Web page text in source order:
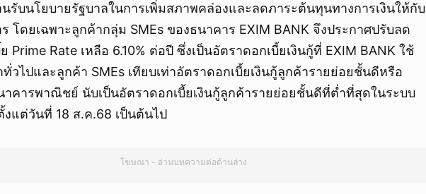
รับนโยบายรัฐบาลในการเพิ่มสภาพคล่องและลดภาระต้นทุนทางการเงินให้กับ
โดยเฉพาะลูกค้ากลุ่ม SMEs ของธนาคาร EXIM BANK จึงประกาศปรับลด
Prime Rate เหลือ 6.10% ต่อปี ซึ่งเป็นอัตราดอกเบี้ยเงินกู้ที่ EXIM BANK ใช้
วไปและลูกค้า SMEs เทียบเท่าอัตราดอกเบี้ยเงินกู้ลูกค้ารายย่อยชั้นดีหรือ
าคารพาณิชย์ นับเป็นอัตราดอกเบี้ยเงินกู้ลูกค้ารายย่อยชั้นดีที่ต่ำที่สุดในระบบ
แต่วันที่ 18 ส.ค.68 เป็นต้นไป
โฆษณา - อ่านบทความต่อด้านล่าง